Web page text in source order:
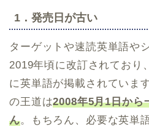
1．発売日が古い
ターゲットや速読英単語や
2019年頃に改訂されており
に英単語が掲載されていま
の王道は2008年5月1日から
ん。もちろん、必要な英単